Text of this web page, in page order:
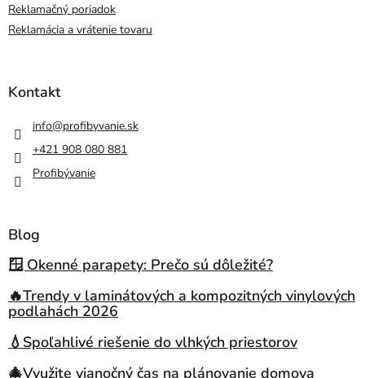
Reklamačný poriadok
Reklamácia a vrátenie tovaru
Kontakt
info@profibyvanie.sk
+421 908 080 881
Profibývanie
Blog
🪟 Okenné parapety: Prečo sú dôležité?
🔥Trendy v laminátových a kompozitných vinylových
podlahách 2026
💧Spoľahlivé riešenie do vlhkých priestorov
🎄Využite vianočný čas na plánovanie domova